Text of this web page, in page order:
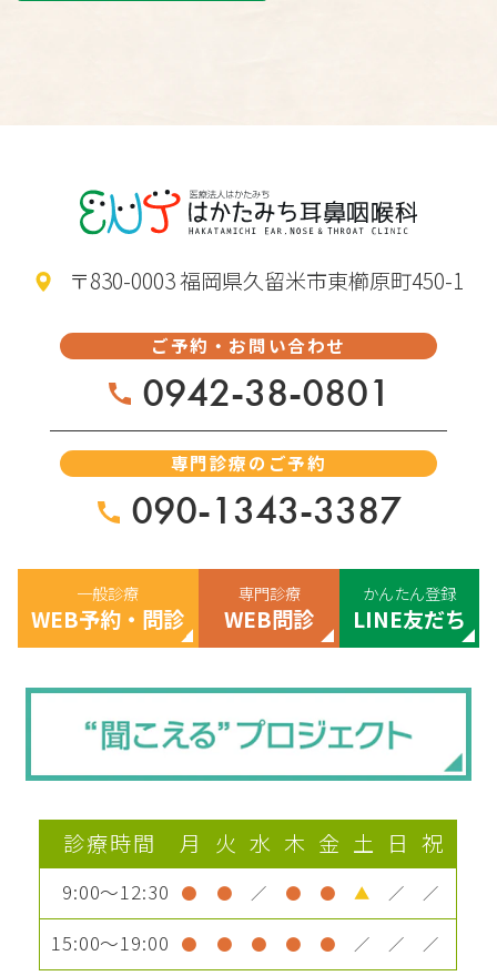
〒830-0003 福岡県久留米市東櫛原町450-1
ご予約・お問い合わせ
0942-38-0801
専門診療のご予約
090-1343-3387
一般診療
WEB予約・問診
専門診療
WEB問診
かんたん登録
LINE友だち
診療時間 月 火 水 木 金 土 日 祝
9:00～12:30 ● ● ／ ● ● ▲ ／ ／
15:00～19:00 ● ● ● ● ● ／ ／ ／